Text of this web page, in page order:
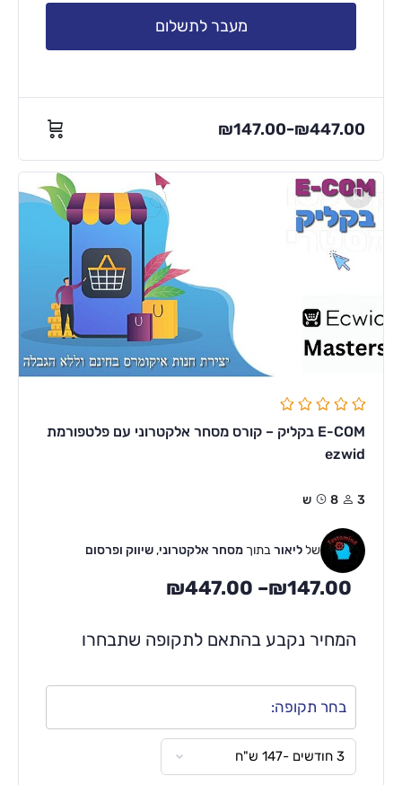
מעבר לתשלום
₪147.00–₪447.00
E-COM בקליק – קורס מסחר אלקטרוני עם פלטפורמת
ezwid
3 8ש
שלליאורבתוך מסחר אלקטרוני,שיווק ופרסום
₪147.00
–
₪447.00
המחיר נקבע בהתאם לתקופה שתבחרו
בחר תקופה: